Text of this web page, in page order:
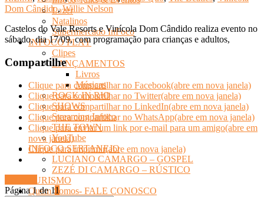
Lazer
Natalinos
Supermercado InFoco
INFOCO PLAY
Clipes
LANÇAMENTOS
Livros
Músicas
ROCK IN RIO
SHOWS
Streaming Infoco
THE TOWN
YouTube
INFOCO SERTANEJO
LUCIANO CAMARGO – GOSPEL
ZEZÉ DI CAMARGO – RÚSTICO
TURISMO
Quem Somos- FALE CONOSCO
Dom Cândido,Willie Nelson
Castelos do Vale Resorts e Vinícola Dom Cândido realiza evento no
sábado, dia 17/09, com programação para crianças e adultos,
Compartilhe
Clique para compartilhar no Facebook(abre em nova janela)
Clique para compartilhar no Twitter(abre em nova janela)
Clique para compartilhar no LinkedIn(abre em nova janela)
Clique para compartilhar no WhatsApp(abre em nova janela)
Clique para enviar um link por e-mail para um amigo(abre em
nova janela)
Clique para imprimir(abre em nova janela)
Página 1 de 11